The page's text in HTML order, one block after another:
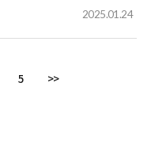
2025.01.24
5 >>